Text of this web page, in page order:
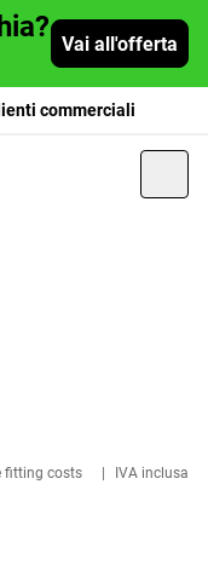
Vai all'offerta
commerciali
fitting costs IVA inclusa